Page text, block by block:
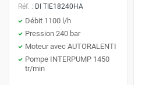
Réf. : DI TIE18240HA
Débit 1100 l/h
Pression 240 bar
Moteur avec AUTORALENTI
Pompe INTERPUMP 1450
tr/min